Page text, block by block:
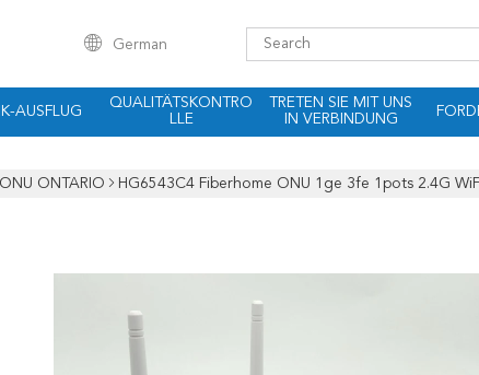
German
AUSFLUG
QUALITÄTSKONTRO
LLE
TRETEN SIE MIT UNS
IN VERBINDUNG
ONTARIO HG6543C4 Fiberhome ONU 1ge 3fe 1pots 2.4G